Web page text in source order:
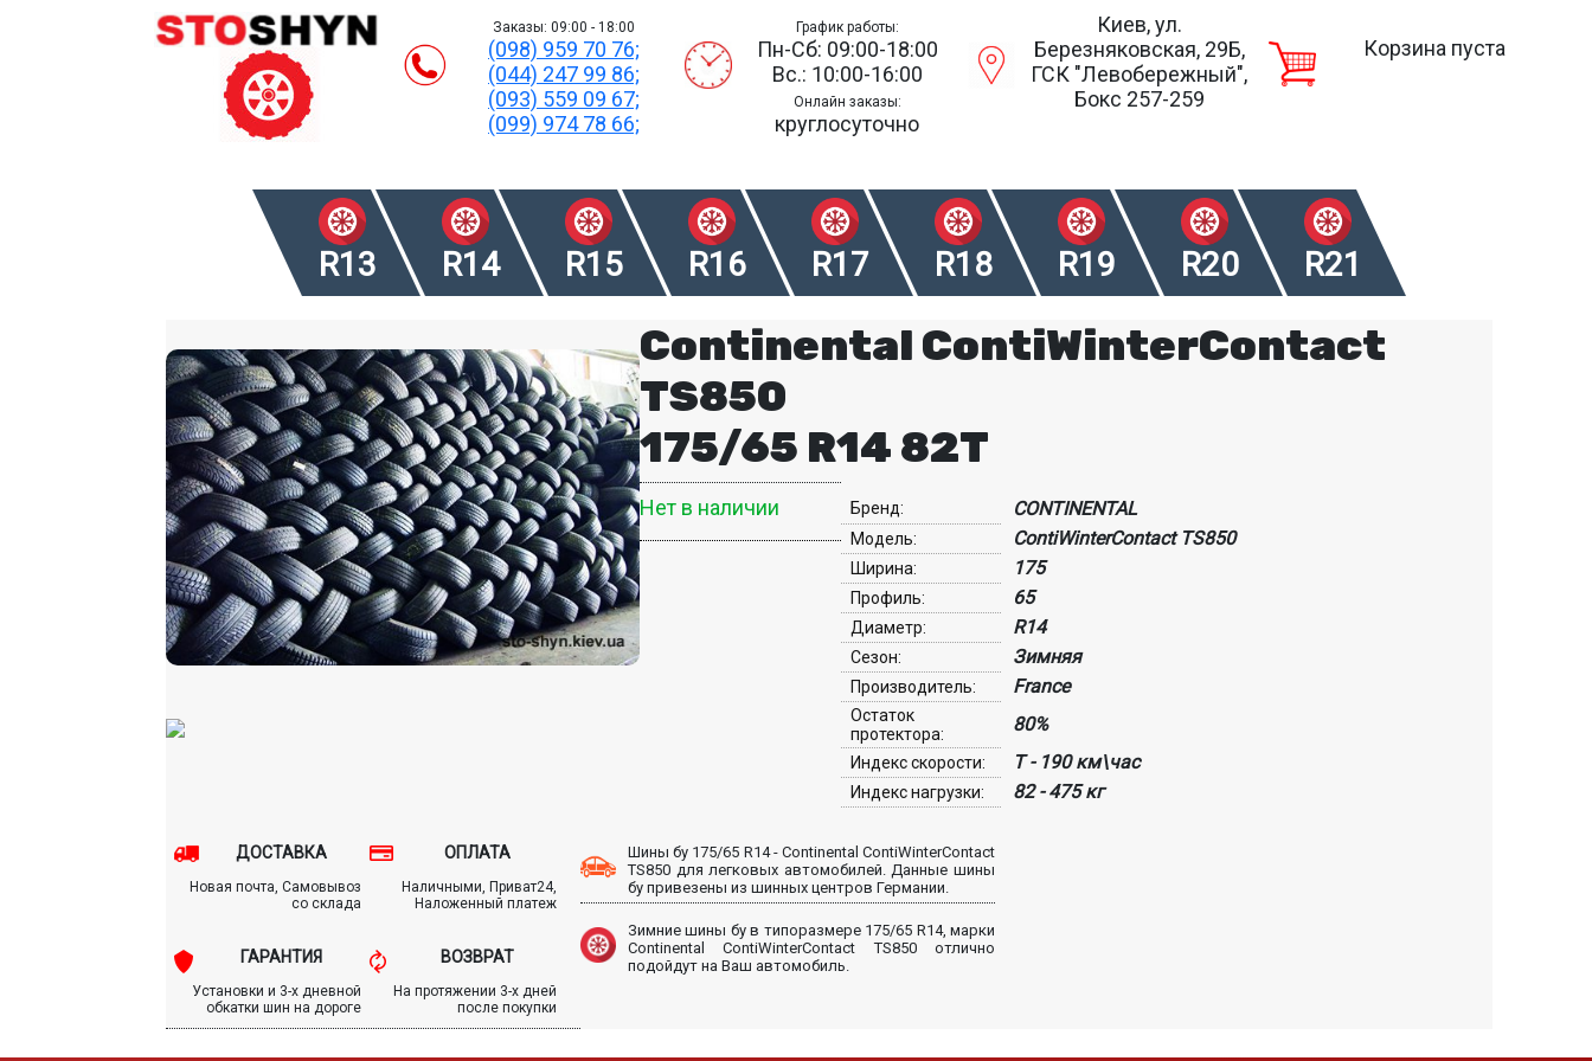
Заказы: 09:00 - 18:00
(098) 959 70 76;
(044) 247 99 86;
(093) 559 09 67;
(099) 974 78 66;
График работы:
Пн-Сб: 09:00-18:00
Вс.: 10:00-16:00
Онлайн заказы:
круглосуточно
Киев, ул.
Березняковская, 29Б,
ГСК "Левобережный",
Бокс 257-259
Корзина пуста
R13 R14 R15 R16 R17 R18 R19 R20 R21
Continental ContiWinterContact
TS850
175/65 R14 82T
Нет в наличии Бренд: CONTINENTAL
Модель: ContiWinterContact TS850
Ширина: 175
Профиль: 65
Диаметр: R14
Сезон: Зимняя
Производитель: France
Остаток
протектора:
80%
Индекс скорости: T - 190 км\час
Индекс нагрузки: 82 - 475 кг
ДОСТАВКА
Новая почта, Самовывоз
со склада
ОПЛАТА
Наличными, Приват24,
Наложенный платеж
ГАРАНТИЯ
Установки и 3-х дневной
обкатки шин на дороге
ВОЗВРАТ
На протяжении 3-х дней
после покупки
Шины бу 175/65 R14 - Continental ContiWinterContact
TS850 для легковых автомобилей. Данные шины
бу привезены из шинных центров Германии.
Зимние шины бу в типоразмере 175/65 R14, марки
Continental ContiWinterContact TS850 отлично
подойдут на Ваш автомобиль.